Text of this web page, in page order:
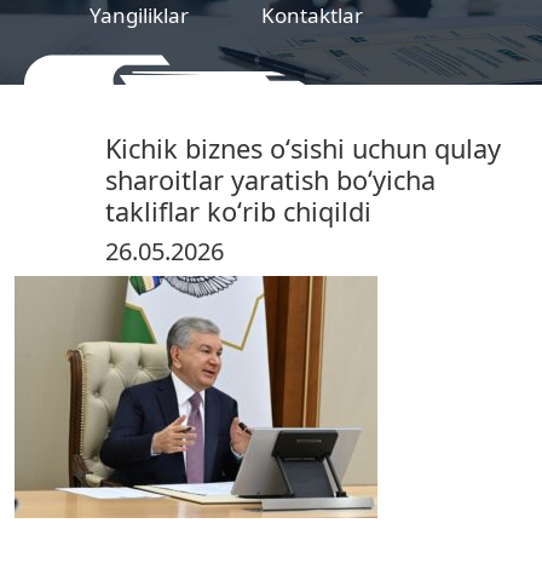
Yangiliklar Kontaktlar
sertifikatlashtirish markazi
Kichik biznes oʻsishi uchun qulay
sharoitlar yaratish boʻyicha
takliflar koʻrib chiqildi
26.05.2026